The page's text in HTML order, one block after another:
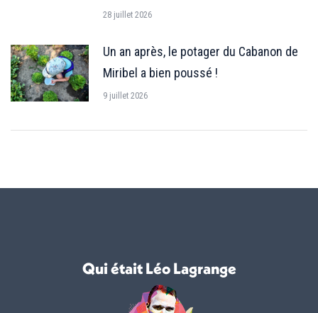
28 juillet 2026
Un an après, le potager du Cabanon de
Miribel a bien poussé !
9 juillet 2026
Qui était Léo Lagrange